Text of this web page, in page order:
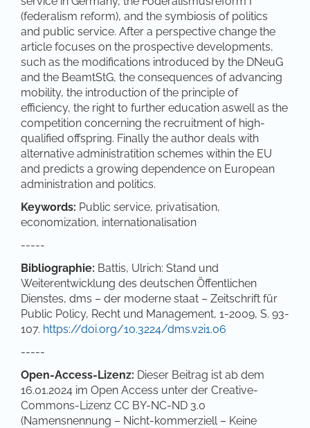
(federalism reform), and the symbiosis of politics
and public service. After a perspective change the
article focuses on the prospective developments,
such as the modifications introduced by the DNeuG
and the BeamtStG, the consequences of advancing
mobility, the introduction of the principle of
efficiency, the right to further education aswell as the
competition concerning the recruitment of high-
qualified offspring. Finally the author deals with
alternative administratition schemes within the EU
and predicts a growing dependence on European
administration and politics.
Keywords: Public service, privatisation,
economization, internationalisation
-----
Bibliographie: Battis, Ulrich: Stand und
Weiterentwicklung des deutschen Öffentlichen
Dienstes, dms – der moderne staat – Zeitschrift für
Public Policy, Recht und Management, 1-2009, S. 93-
107. https://doi.org/10.3224/dms.v2i1.06
-----
Open-Access-Lizenz: Dieser Beitrag ist ab dem
16.01.2024 im Open Access unter der Creative-
Commons-Lizenz CC BY-NC-ND 3.0
(Namensnennung – Nicht-kommerziell – Keine